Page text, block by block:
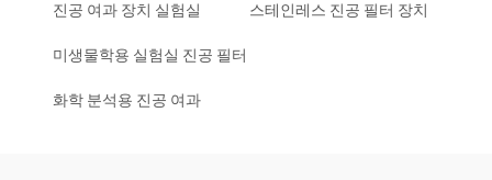
진공 여과 장치 실험실 스테인레스 진공 필터 장치
미생물학용 실험실 진공 필터
화학 분석용 진공 여과